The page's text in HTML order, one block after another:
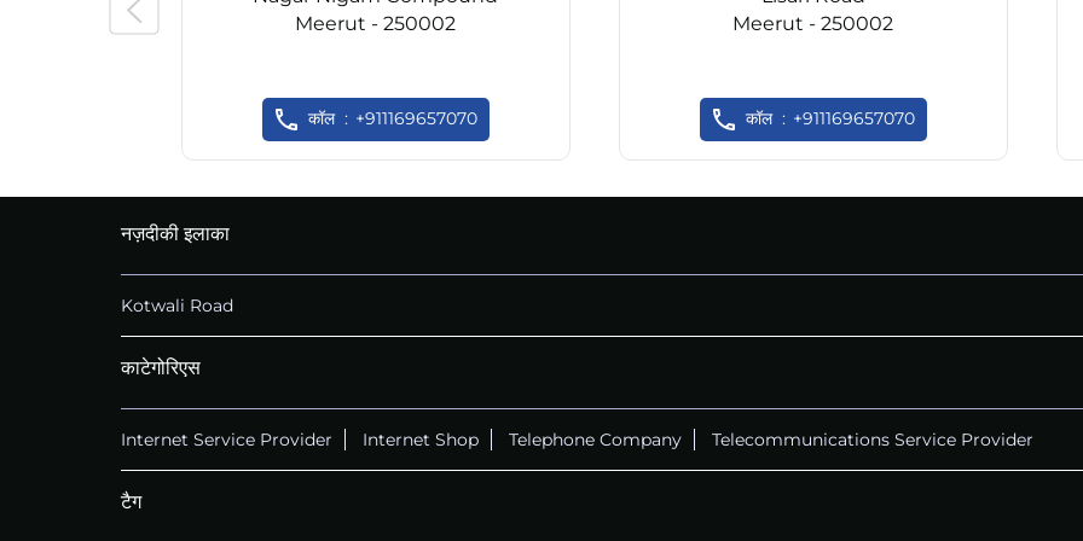
Meerut - 250002
कॉल +911169657070
Meerut - 250002
कॉल +911169657070
नज़दीकी इलाका
Kotwali Road
काटेगोरिएस
Internet Service Provider Internet Shop Telephone Company Telecommunications Service Provider
टैग